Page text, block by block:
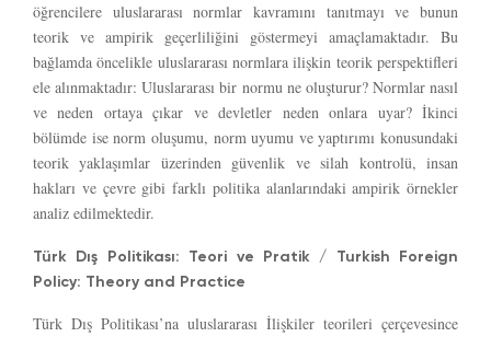
öğrencilere uluslararası normlar kavramını tanıtmayı ve bunun
teorik ve ampirik geçerliliğini göstermeyi amaçlamaktadır. Bu
bağlamda öncelikle uluslararası normlara ilişkin teorik perspektifleri
ele alınmaktadır: Uluslararası bir normu ne oluşturur? Normlar nasıl
ve neden ortaya çıkar ve devletler neden onlara uyar? İkinci
bölümde ise norm oluşumu, norm uyumu ve yaptırımı konusundaki
teorik yaklaşımlar üzerinden güvenlik ve silah kontrolü, insan
hakları ve çevre gibi farklı politika alanlarındaki ampirik örnekler
analiz edilmektedir.
Türk Dış Politikası: Teori ve Pratik / Turkish Foreign
Policy: Theory and Practice
Türk Dış Politikası’na uluslararası İlişkiler teorileri çerçevesince